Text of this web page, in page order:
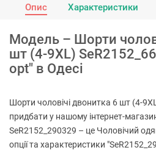
Опис Характеристики
Модель – Шорти
шт (4-9XL)
opt" в Одесі
Шорти чоловічі двонитка 6 шт (4-
придбати у нашому інтернет-
SeR2152_290329 – це Чоловічий
опції та характеристики